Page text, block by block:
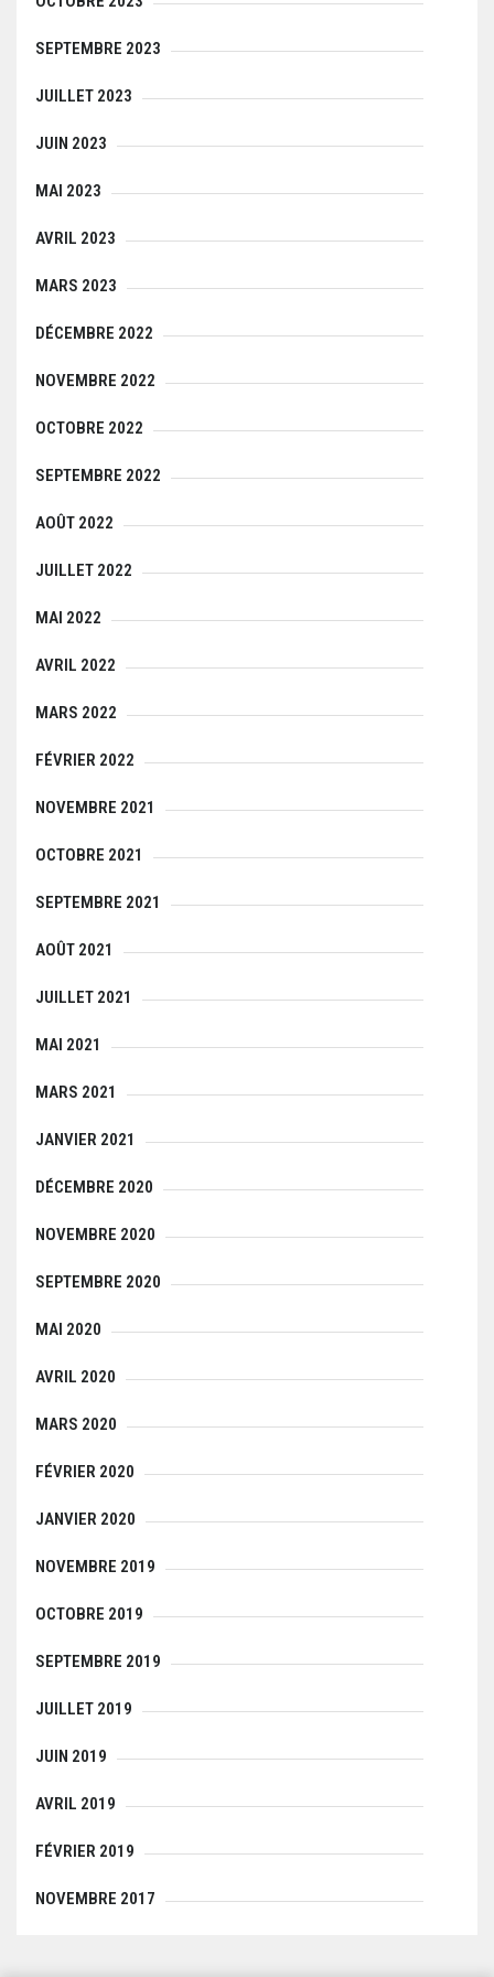
SEPTEMBRE 2023
JUILLET 2023
JUIN 2023
MAI 2023
AVRIL 2023
MARS 2023
DÉCEMBRE 2022
NOVEMBRE 2022
OCTOBRE 2022
SEPTEMBRE 2022
AOÛT 2022
JUILLET 2022
MAI 2022
AVRIL 2022
MARS 2022
FÉVRIER 2022
NOVEMBRE 2021
OCTOBRE 2021
SEPTEMBRE 2021
AOÛT 2021
JUILLET 2021
MAI 2021
MARS 2021
JANVIER 2021
DÉCEMBRE 2020
NOVEMBRE 2020
SEPTEMBRE 2020
MAI 2020
AVRIL 2020
MARS 2020
FÉVRIER 2020
JANVIER 2020
NOVEMBRE 2019
OCTOBRE 2019
SEPTEMBRE 2019
JUILLET 2019
JUIN 2019
AVRIL 2019
FÉVRIER 2019
NOVEMBRE 2017